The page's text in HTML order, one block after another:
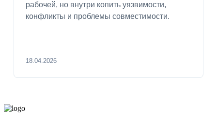
рабочей, но внутри копить уязвимости,
конфликты и проблемы совместимости.
18.04.2026